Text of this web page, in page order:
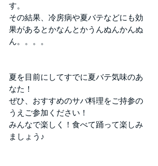
す。
その結果、冷房病や夏バテなどにも効
果があるとかなんとかうんぬんかんぬ
ん。。。。
夏を目前にしてすでに夏バテ気味のあ
なた！
ぜひ、おすすめのサバ料理をご持参の
うえご参加ください！
みんなで楽しく！食べて踊って楽しみ
ましょう♪